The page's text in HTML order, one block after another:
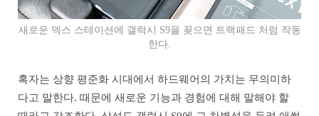
새로운 덱스 스테이션에 갤럭시 S9을 꽂으면 트랙패드 처럼 작동
한다.
혹자는 상향 평준화 시대에서 하드웨어의 가치는 무의미하
다고 말한다. 때문에 새로운 기능과 경험에 대해 말해야 할